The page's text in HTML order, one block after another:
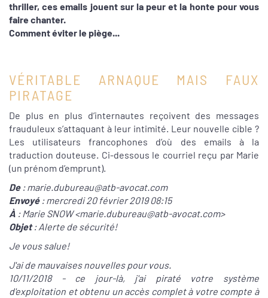
thriller, ces emails jouent sur la peur et la honte pour vous
faire chanter.
Comment éviter le piège...
VÉRITABLE ARNAQUE MAIS FAUX
PIRATAGE
De plus en plus d’internautes reçoivent des messages
frauduleux s’attaquant à leur intimité. Leur nouvelle cible ?
Les utilisateurs francophones d’où des emails à la
traduction douteuse. Ci-dessous le courriel reçu par Marie
(un prénom d’emprunt).
De: marie.dubureau@atb-avocat.com
Envoyé: mercredi 20 février 2019 08:15
À : Marie SNOW <marie.dubureau@atb-avocat.com>
Objet: Alerte de sécurité!
Je vous salue!
J'ai de mauvaises nouvelles pour vous.
10/11/2018 - ce jour-là, j'ai piraté votre système
d'exploitation et obtenu un accès complet à votre compte à